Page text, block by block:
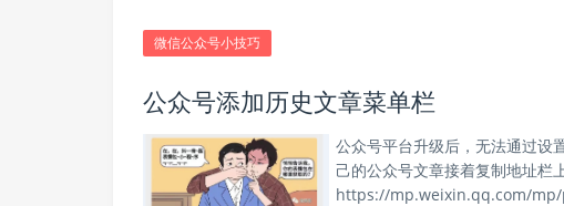
微信公众号小技巧
公众号添加历史文章菜单栏
公众号平台升级后，无法通过设
己的公众号文章接着复制地址栏
https://mp.weixin.qq.com/mp/